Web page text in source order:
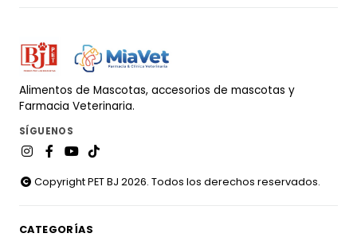
Alimentos de Mascotas, accesorios de mascotas y
Farmacia Veterinaria.
SÍGUENOS
Copyright PET BJ 2026. Todos los derechos reservados.
CATEGORÍAS